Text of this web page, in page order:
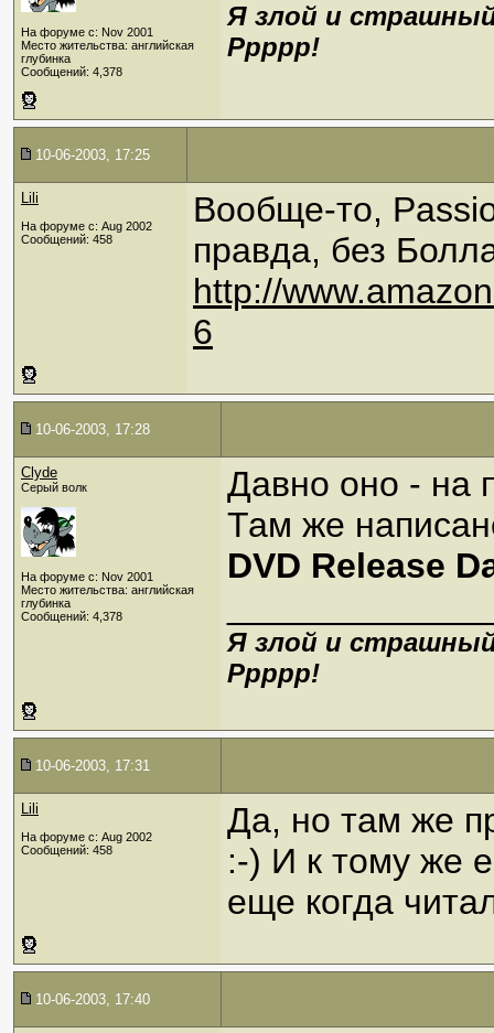
На форуме с: Nov 2001
Место жительства: английская
глубинка
Сообщений: 4,378
Я злой и
Ррррр!
10-06-2003, 17:25
Lili
На форуме с: Aug 2002
Сообщений: 458
Вообще-то,
правда, без
http://
6
10-06-2003, 17:28
Clyde
Серый волк
На форуме с: Nov 2001
Место жительства: английская
глубинка
Сообщений: 4,378
Давно оно - на
Там же
DVD Release
Я злой и
Ррррр!
10-06-2003, 17:31
Lili
На форуме с: Aug 2002
Сообщений: 458
Да, но там же
:-) И к тому же
еще когда
10-06-2003, 17:40